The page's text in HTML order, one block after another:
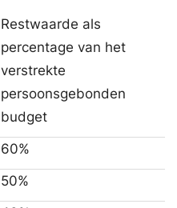
Restwaarde als
percentage van het
verstrekte
persoonsgebonden
budget
60%
50%